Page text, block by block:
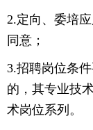
2.定向、委培
同意；
3.招聘岗位条
的，其专业技
术岗位系列。